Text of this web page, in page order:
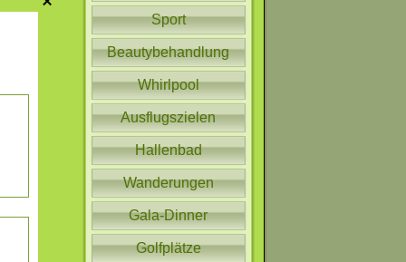
Sport
Beautybehandlung
Whirlpool
Ausflugszielen
Hallenbad
Wanderungen
Gala-Dinner
Golfplätze